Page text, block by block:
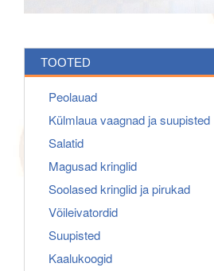
TOOTED
Peolauad
Külmlaua vaagnad ja suupisted
Salatid
Magusad kringlid
Soolased kringlid ja pirukad
Võileivatordid
Suupisted
Kaalukoogid